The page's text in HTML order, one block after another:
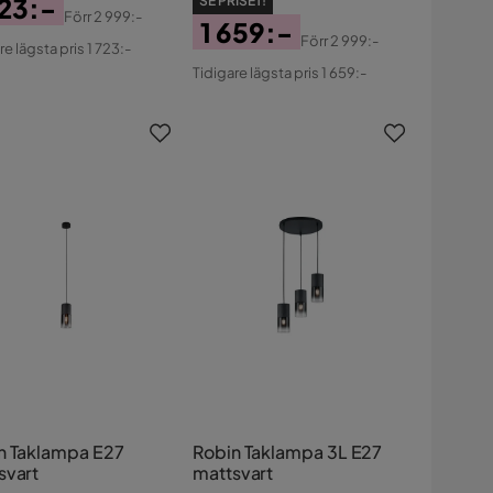
Förr2 999:-
lägsta pris 1 723:-
Pris
1 659:-
Original
Förr2 999:-
Tidigare lägsta pris 1 659:-
Taklampa E27
Robin Taklampa 3L E27
mattsvart